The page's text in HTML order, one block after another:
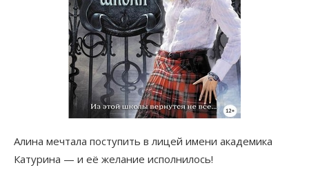
Алина мечтала поступить в лицей имени академика
Катурина — и её желание исполнилось!